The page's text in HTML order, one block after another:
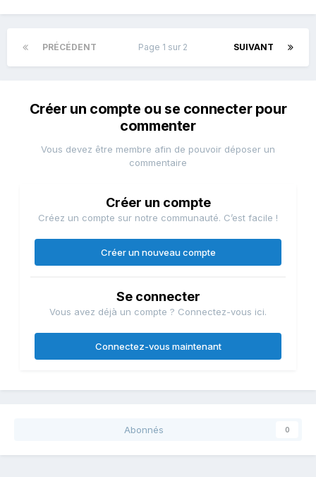
PRÉCÉDENT SUIVANT
Page 1 sur 2
Créer un compte ou se connecter pour
commenter
Vous devez être membre afin de pouvoir déposer un
commentaire
Créer un compte
Créez un compte sur notre communauté. C’est facile !
Créer un nouveau compte
Se connecter
Vous avez déjà un compte ? Connectez-vous ici.
Connectez-vous maintenant
Abonnés 0